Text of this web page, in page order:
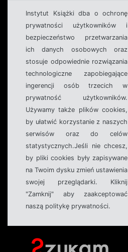
Instytut Książki dba o ochronę
prywatności użytkowników i
bezpieczeństwo przetwarzania
ich danych osobowych oraz
stosuje odpowiednie rozwiązania
technologiczne zapobiegające
ingerencji osób trzecich w
prywatność użytkowników.
Używamy także plików cookies,
by ułatwić korzystanie z naszych
serwisów oraz do celów
statystycznych.Jeśli nie chcesz,
by pliki cookies były zapisywane
na Twoim dysku zmień ustawienia
swojej przeglądarki. Kliknij
"Zamknij" aby zaakceptować
naszą politykę prywatności.